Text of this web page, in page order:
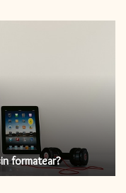
formatear?